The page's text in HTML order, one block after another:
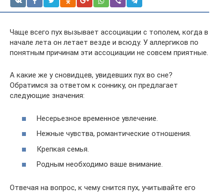
Чаще всего пух вызывает ассоциации с тополем, когда в
начале лета он летает везде и всюду. У аллергиков по
понятным причинам эти ассоциации не совсем приятные.
А какие же у сновидцев, увидевших пух во сне?
Обратимся за ответом к соннику, он предлагает
следующие значения:
Несерьезное временное увлечение.
Нежные чувства, романтические отношения.
Крепкая семья.
Родным необходимо ваше внимание.
Отвечая на вопрос, к чему снится пух, учитывайте его